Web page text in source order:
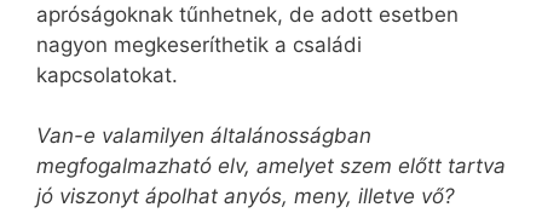
apróságoknak tűnhetnek, de adott esetben
nagyon megkeseríthetik a családi
kapcsolatokat.
Van-e valamilyen általánosságban
megfogalmazható elv, amelyet szem előtt tartva
jó viszonyt ápolhat anyós, meny, illetve vő?